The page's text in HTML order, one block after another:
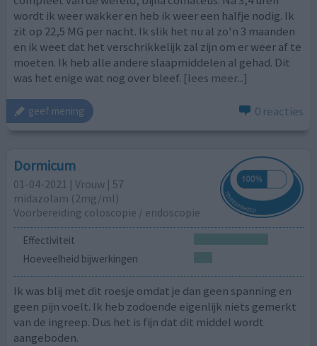
wordt ik weer wakker en heb ik weer een halfje nodig. Ik
zit op 22,5 MG per nacht. Ik slik het nu al zo'n 3 maanden
en ik weet dat het verschrikkelijk zal zijn om er weer af te
moeten. Ik heb alle andere slaapmiddelen al gehad. Dit
was het enige wat nog over bleef. [lees meer...]
geef mening 0 reacties
Dormicum
01-04-2021 | Vrouw | 57
midazolam (2mg/ml)
Voorbereiding coloscopie / endoscopie
Effectiviteit
Hoeveelheid bijwerkingen
Ik was blij met dit roesje omdat je dan geen spanning en
geen pijn voelt. Ik heb zodoende eigenlijk niets gemerkt
van de ingreep. Dus het is fijn dat dit middel wordt
aangeboden.